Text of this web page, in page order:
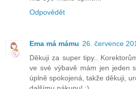
Odpovědět
Ema má mámu 26. července
Děkuji za super tipy..
ve své výbavě mám jen jeden
úplně spokojená, takže děkuji,